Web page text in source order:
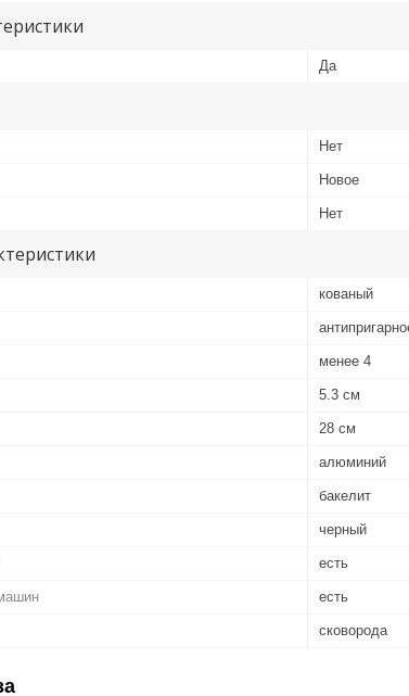
Да
Нет
Новое
Нет
кованый
менее 4
5.3 см
28 см
алюминий
бакелит
черный
есть
есть
сковорода